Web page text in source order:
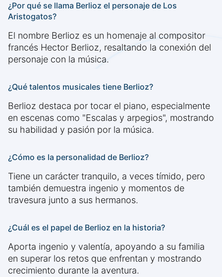
¿Por qué se llama Berlioz el personaje de Los
Aristogatos?
El nombre Berlioz es un homenaje al compositor
francés Hector Berlioz, resaltando la conexión del
personaje con la música.
¿Qué talentos musicales tiene Berlioz?
Berlioz destaca por tocar el piano, especialmente
en escenas como "Escalas y arpegios", mostrando
su habilidad y pasión por la música.
¿Cómo es la personalidad de Berlioz?
Tiene un carácter tranquilo, a veces tímido, pero
también demuestra ingenio y momentos de
travesura junto a sus hermanos.
¿Cuál es el papel de Berlioz en la historia?
Aporta ingenio y valentía, apoyando a su familia
en superar los retos que enfrentan y mostrando
crecimiento durante la aventura.